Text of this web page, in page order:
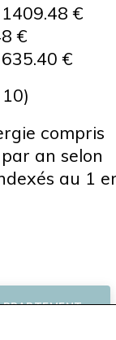
€
€
€
compris
an selon
au 1